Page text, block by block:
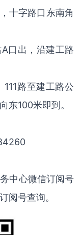
十字路口东南角
口出，沿建工路
路至建工路公
东100米即到。
中心微信订阅号
阅号查询。